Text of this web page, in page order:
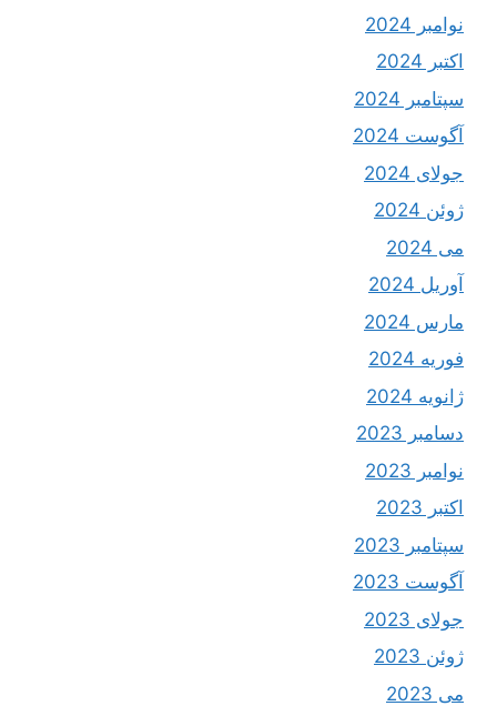
نوامبر 2024
اکتبر 2024
سپتامبر 2024
آگوست 2024
جولای 2024
ژوئن 2024
می 2024
آوریل 2024
مارس 2024
فوریه 2024
ژانویه 2024
دسامبر 2023
نوامبر 2023
اکتبر 2023
سپتامبر 2023
آگوست 2023
جولای 2023
ژوئن 2023
می 2023